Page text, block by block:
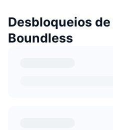
Desbloqueios
Boundless